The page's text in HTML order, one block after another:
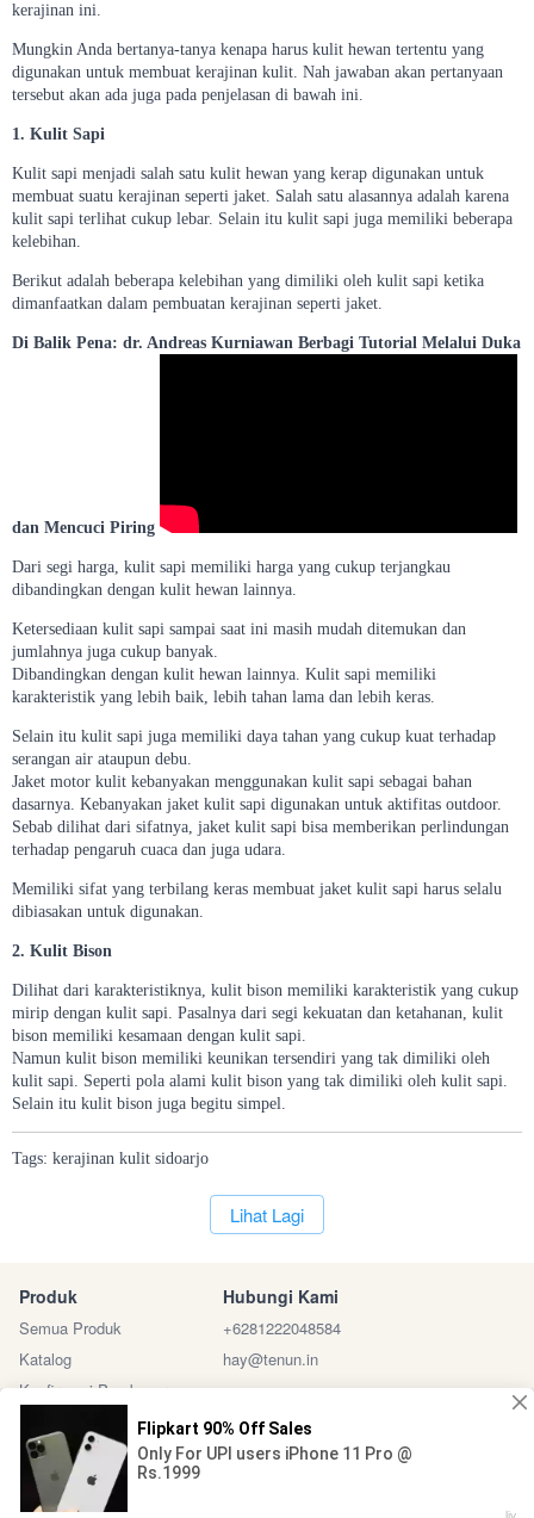
kerajinan ini.
Mungkin Anda bertanya-tanya kenapa harus kulit hewan tertentu yang
digunakan untuk membuat kerajinan kulit. Nah jawaban akan pertanyaan
tersebut akan ada juga pada penjelasan di bawah ini.
1. Kulit Sapi
Kulit sapi menjadi salah satu kulit hewan yang kerap digunakan untuk
membuat suatu kerajinan seperti jaket. Salah satu alasannya adalah karena
kulit sapi terlihat cukup lebar. Selain itu kulit sapi juga memiliki beberapa
kelebihan.
Berikut adalah beberapa kelebihan yang dimiliki oleh kulit sapi ketika
dimanfaatkan dalam pembuatan kerajinan seperti jaket.
Di Balik Pena: dr. Andreas Kurniawan Berbagi Tutorial Melalui Duka
dan Mencuci Piring
Dari segi harga, kulit sapi memiliki harga yang cukup terjangkau
dibandingkan dengan kulit hewan lainnya.
Ketersediaan kulit sapi sampai saat ini masih mudah ditemukan dan
jumlahnya juga cukup banyak.
Dibandingkan dengan kulit hewan lainnya. Kulit sapi memiliki
karakteristik yang lebih baik, lebih tahan lama dan lebih keras.
Selain itu kulit sapi juga memiliki daya tahan yang cukup kuat terhadap
serangan air ataupun debu.
Jaket motor kulit kebanyakan menggunakan kulit sapi sebagai bahan
dasarnya. Kebanyakan jaket kulit sapi digunakan untuk aktifitas outdoor.
Sebab dilihat dari sifatnya, jaket kulit sapi bisa memberikan perlindungan
terhadap pengaruh cuaca dan juga udara.
Memiliki sifat yang terbilang keras membuat jaket kulit sapi harus selalu
dibiasakan untuk digunakan.
2. Kulit Bison
Dilihat dari karakteristiknya, kulit bison memiliki karakteristik yang cukup
mirip dengan kulit sapi. Pasalnya dari segi kekuatan dan ketahanan, kulit
bison memiliki kesamaan dengan kulit sapi.
Namun kulit bison memiliki keunikan tersendiri yang tak dimiliki oleh
kulit sapi. Seperti pola alami kulit bison yang tak dimiliki oleh kulit sapi.
Selain itu kulit bison juga begitu simpel.
Tags: kerajinan kulit sidoarjo
`Lihat Lagi
Produk
Semua Produk
Katalog
Konfirmasi Pembayaran
Hubungi Kami
+6281222048584
hay@tenun.in
Sosial Media Marketplace